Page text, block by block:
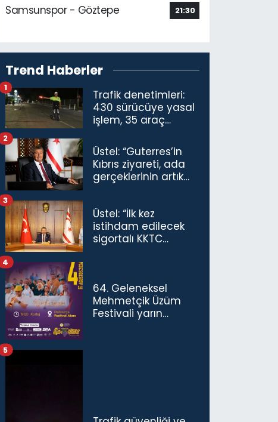
Samsunspor - Göztepe
21:30
Trend Haberler
Trafik denetimleri:
430 sürücüye yasal
işlem, 35 araç
1
Üstel: “Guterres’in
Kıbrıs ziyareti, ada
gerçeklerinin artık
göstermiştir”
2
Üstel: “İlk kez
istihdam edilecek
sigortalı KKTC
3
64. Geleneksel
Mehmetçik Üzüm
Festivali yarın
4
5